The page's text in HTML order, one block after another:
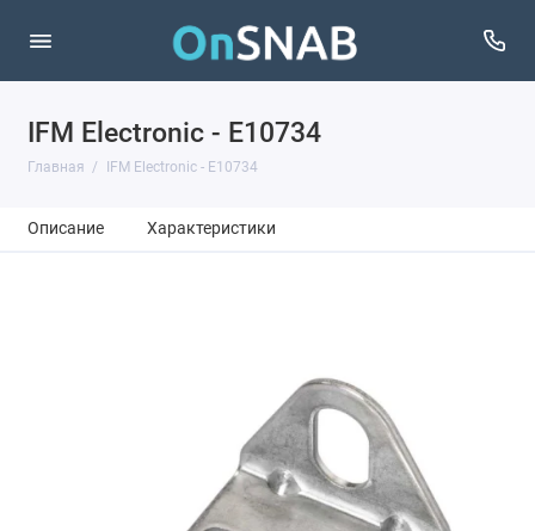
IFM Electronic - E10734
Главная IFM Electronic - E10734
Описание Характеристики